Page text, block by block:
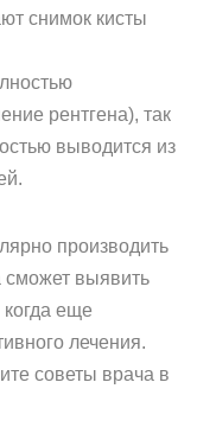
снимок кисты
рентгена), так
выводится из
производить
сможет выявить
еще
лечения.
советы врача в